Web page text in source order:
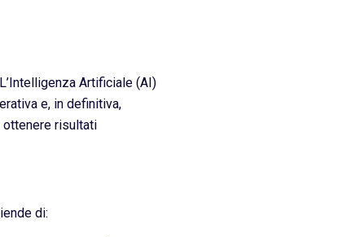
Artificiale (AI)
e, in definitiva,
ottenere risultati
di: